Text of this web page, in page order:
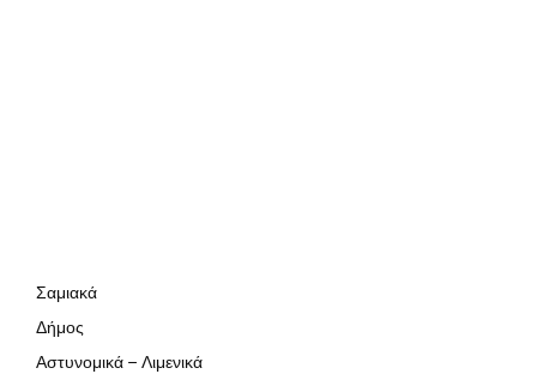
Σαμιακά
Δήμος
Αστυνομικά – Λιμενικά